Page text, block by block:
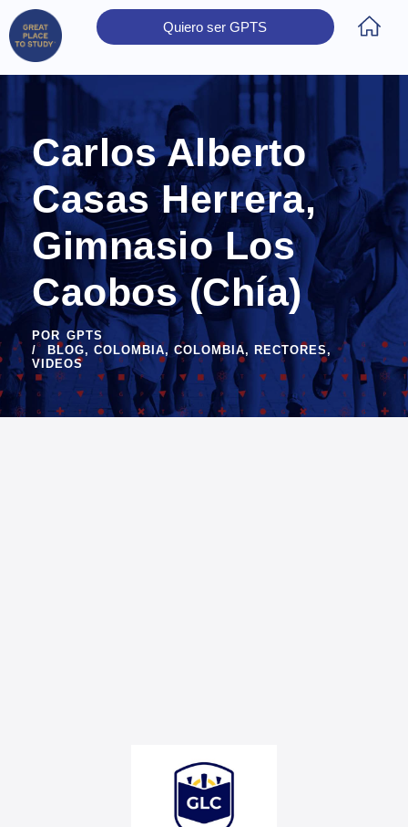
Quiero ser GPTS
Carlos Alberto
Casas Herrera,
Gimnasio Los
Caobos (Chía)
POR GPTS
BLOG, COLOMBIA, COLOMBIA, RECTORES,
VIDEOS